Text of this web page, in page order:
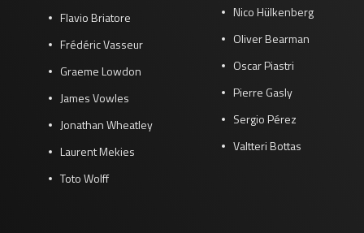
Flavio Briatore
Frédéric Vasseur
Graeme Lowdon
James Vowles
Jonathan Wheatley
Laurent Mekies
Toto Wolff
Nico Hülkenberg
Oliver Bearman
Oscar Piastri
Pierre Gasly
Sergio Pérez
Valtteri Bottas